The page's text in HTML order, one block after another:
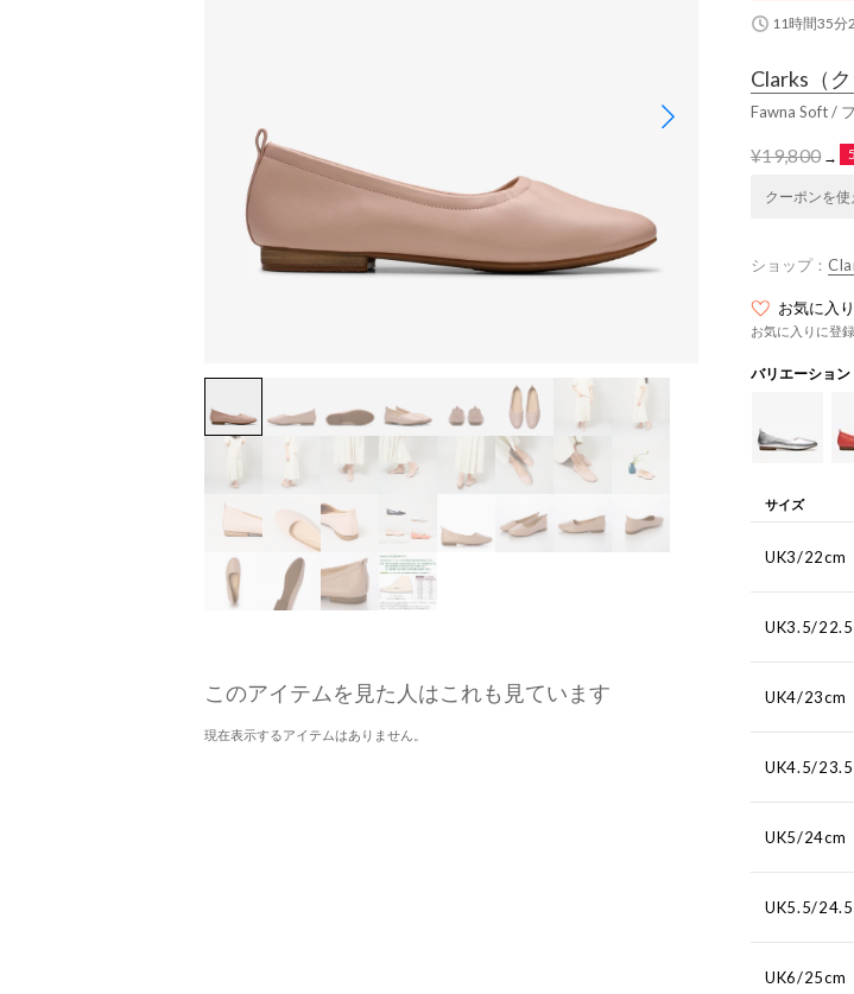
このアイテムを見た人はこれも見ています
現在表示するアイテムはありません。
11時間35分
Clarks （
Fawna Soft /
¥19,800→
クーポンを
ショップ：
お気に入
お気に入りに登
バリエーション
サイズ
UK3/22cm
UK3.5/
UK4/23cm
UK4.5/
UK5/24cm
UK5.5/
UK6/25cm